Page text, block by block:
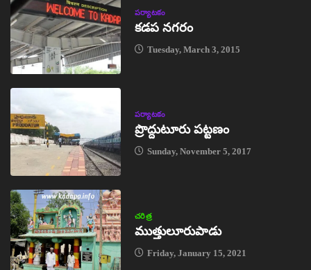
పర్యాటకం
కడప నగరం
Tuesday, March 3, 2015
పర్యాటకం
ప్రొద్దుటూరు పట్టణం
Sunday, November 5, 2017
చరిత్ర
ముత్తులూరుపాడు
Friday, January 15, 2021